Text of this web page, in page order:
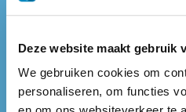
Deze website maakt gebruik
We gebruiken cookies om
personaliseren, om functies